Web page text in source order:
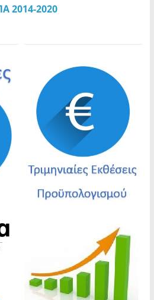
& 28.07.2026
της διαδρομής της
856 λόγω έργων στην
χρόνου
σύναψη σύμβασης
(1) ΤΕ Φυσιοθεραπευτή
ΣΥΝΑΨΗ ΣΥΜΒΑΣΗΣ
ΧΡΟΝΟΥ ΠΕΝΤΑΜΗΝΗΣ
ΑΝΑΓΚΏΝ
2014-2020